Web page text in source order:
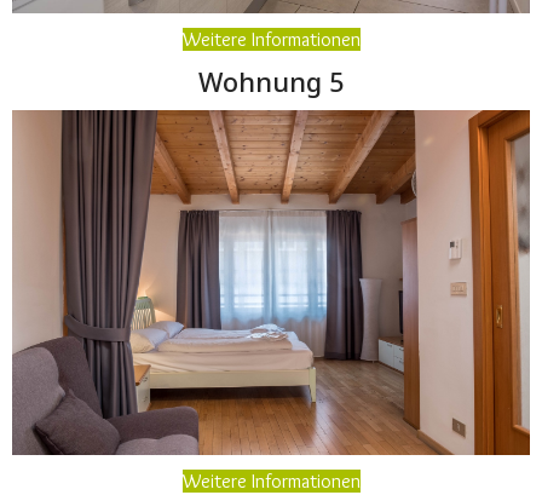
Weitere Informationen
Wohnung 5
Weitere Informationen